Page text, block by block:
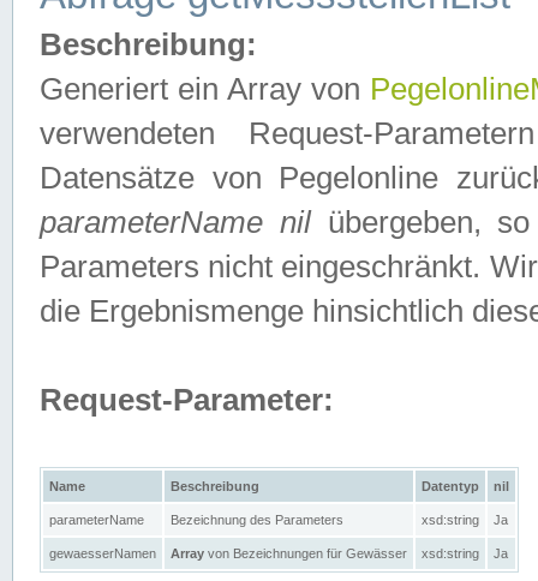
Beschreibung:
Generiert ein Array von
verwendeten Request-
Datensätze von Pegelonline
parameterName nilübergeben, so
Parameters nicht eingeschränkt.
die Ergebnismenge hinsichtlich
Request-Parameter:
Name Beschreibung Datentyp nil
parameterName Bezeichnung des Parameters xsd:string Ja
gewaesserNamen Array von Bezeichnungen für Gewässer xsd:string Ja